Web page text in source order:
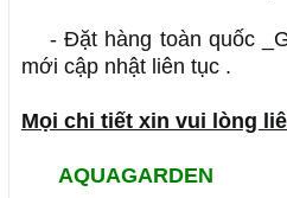
- Đặt hàng toàn quốc
mới cập nhật liên tục .
Mọi chi tiết xin vui lòng
AQUAGARDEN